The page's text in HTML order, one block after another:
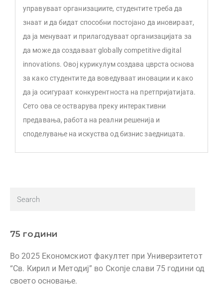
управуваат организациите, студентите треба да
знаат и да бидат способни постојано да иновираат,
да ја менуваат и прилагодуваат организацијата за
да може да создаваат globally competitive digital
innovations. Овој курикулум создава цврста основа
за како студентите да воведуваат иновации и како
да ја осигураат конкурентноста на претпријатијата.
Сето ова се остварува преку интерактивни
предавања, работа на реални решенија и
споделување на искуства од бизнис заедницата.
75 години
Во 2025 Економскиот факултет при Универзитетот
“Св. Кирил и Методиј” во Скопје слави 75 години од
своето основање.